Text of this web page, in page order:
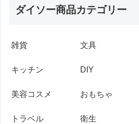
ダイソー商品カテゴリー
雑貨 文具
キッチン DIY
美容コスメ おもちゃ
トラベル 衛生